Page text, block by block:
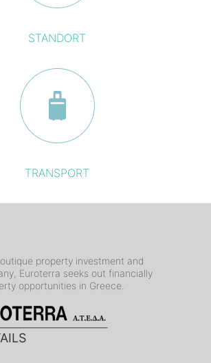
STANDORT
TRANSPORT
property investment and
Euroterra seeks out financially
opportunities in Greece.